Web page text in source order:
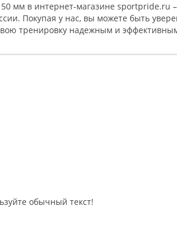
мм в интернет-магазине sportpride.ru
Покупая у нас, вы можете быть
тренировку надежным и
обычный текст!